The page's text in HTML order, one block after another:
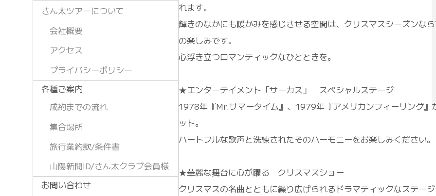
れます。
輝きのなかにも暖かみを感じさせる空間は、クリスマスシーズンな
の楽しみです。
心浮き立つロマンティックなひとときを。
★エンターテイメント「サーカス」 スペシャルステージ
1978年『Mr.サマータイム』、1979年『アメリカンフィーリング』
ット。
ハートフルな歌声と洗練されたそのハーモニーをお楽しみください。
★華麗な舞台に心が躍る クリスマスショー
クリスマスの名曲とともに繰り広げられるドラマティックなステージ
さん太ツアーについて
会社概要
アクセス
プライバシーポリシー
各種ご案内
成約までの流れ
集合場所
旅行業約款/条件書
山陽新聞ID/さん太クラブ会員様
お問い合わせ